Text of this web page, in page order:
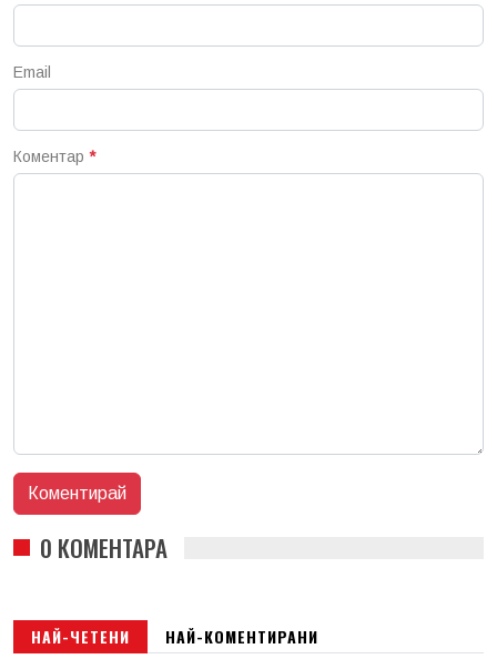
Email
Коментар *
0 КОМЕНТАРА
НАЙ-ЧЕТЕНИ НАЙ-КОМЕНТИРАНИ